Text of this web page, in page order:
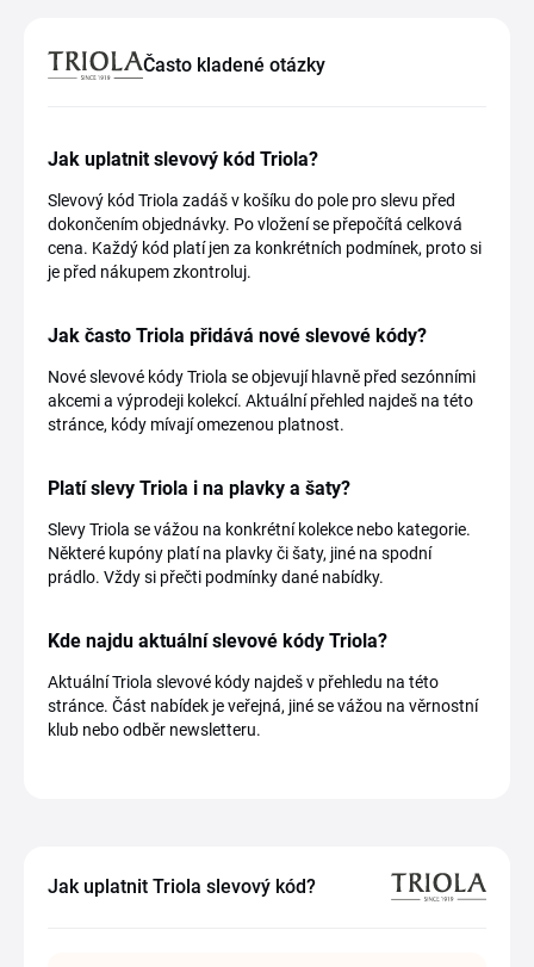
Často kladené otázky
Jak uplatnit slevový kód Triola?
Slevový kód Triola zadáš v košíku do pole pro slevu před
dokončením objednávky. Po vložení se přepočítá celková
cena. Každý kód platí jen za konkrétních podmínek, proto si
je před nákupem zkontroluj.
Jak často Triola přidává nové slevové kódy?
Nové slevové kódy Triola se objevují hlavně před sezónními
akcemi a výprodeji kolekcí. Aktuální přehled najdeš na této
stránce, kódy mívají omezenou platnost.
Platí slevy Triola i na plavky a šaty?
Slevy Triola se vážou na konkrétní kolekce nebo kategorie.
Některé kupóny platí na plavky či šaty, jiné na spodní
prádlo. Vždy si přečti podmínky dané nabídky.
Kde najdu aktuální slevové kódy Triola?
Aktuální Triola slevové kódy najdeš v přehledu na této
stránce. Část nabídek je veřejná, jiné se vážou na věrnostní
klub nebo odběr newsletteru.
Jak uplatnit Triola slevový kód?